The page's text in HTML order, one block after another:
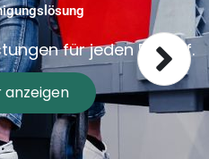
für jeden Bedarf.
anzeigen